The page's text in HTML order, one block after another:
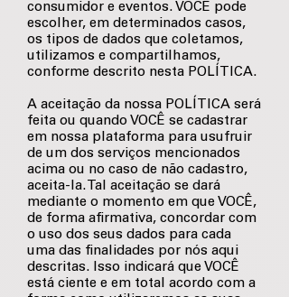
consumidor e eventos. VOCÊ pode
escolher, em determinados casos,
os tipos de dados que coletamos,
utilizamos e compartilhamos,
conforme descrito nesta POLÍTICA.
A aceitação da nossa POLÍTICA será
feita ou quando VOCÊ se cadastrar
em nossa plataforma para usufruir
de um dos serviços mencionados
acima ou no caso de não cadastro,
aceita-la. Tal aceitação se dará
mediante o momento em que VOCÊ,
de forma afirmativa, concordar com
o uso dos seus dados para cada
uma das finalidades por nós aqui
descritas. Isso indicará que VOCÊ
está ciente e em total acordo com a